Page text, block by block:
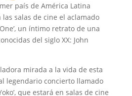
país de América Latina
salas de cine el aclamado
un íntimo retrato de una
del siglo XX: John
mirada a la vida de esta
legendario concierto llamado
que estará en salas de cine